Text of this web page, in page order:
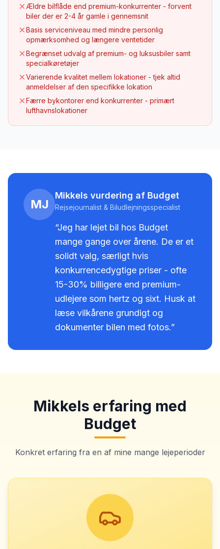
Ældre bilflåde end premium-konkurrenter - forvent
biler der er 2-4 år gamle i gennemsnit
Basis serviceniveau med mindre personlig
opmærksomhed og længere ventetider
Begrænset udvalg af premium- og luksusbiler samt
specialkøretøjer
Varierende kvalitet mellem lokationer - tjek altid
anmeldelser af den specifikke lokation
Færre bykontorer end konkurrenter - primært
lufthavnslokationer
MJ
Mikkels vurdering af Budget
Rejsejournalist & Biludlejningsspecialist
“Jeg har lejet bil hos Budget
mange gange over årene. De er et
solidt valg, særligt hvis
konkurrencedygtige priser - ofte
15-30% billigere end premium-
udlejere som hertz og sixt. Husk at
læse vilkårene grundigt og
dokumenter bilen med fotos.”
Mikkels erfaring med
Budget
Konkret erfaring fra en af mine mange lejeperioder